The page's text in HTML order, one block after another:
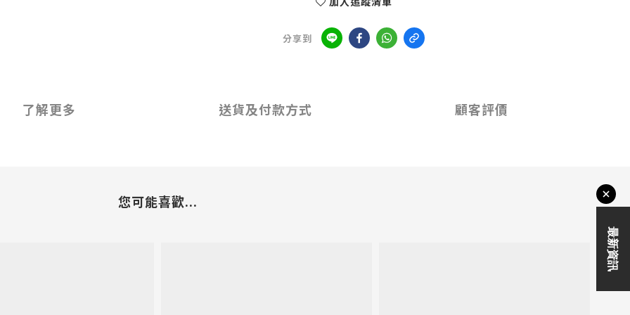
分享到
了解更多 送貨及付款方式 顧客評價
您可能喜歡...